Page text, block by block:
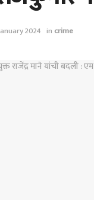
2024 in crime